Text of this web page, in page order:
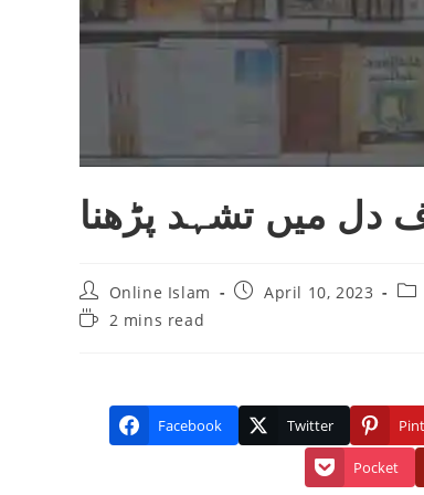
دل میں تشہد پڑھنا
Post
author:
Online Islam
PostApril 10, 2023
Reading2 mins read
Facebook Twitter
Pocket